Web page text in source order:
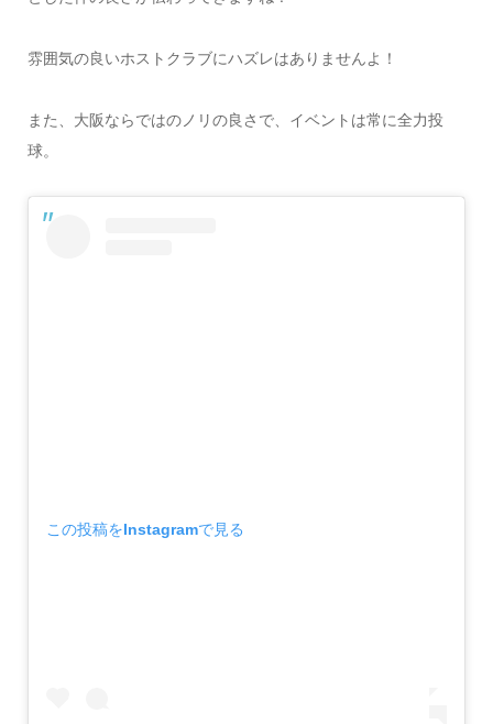
雰囲気の良いホストクラブにハズレはありませんよ！
また、大阪ならではのノリの良さで、イベントは常に全力投
球。
この投稿をInstagramで見る